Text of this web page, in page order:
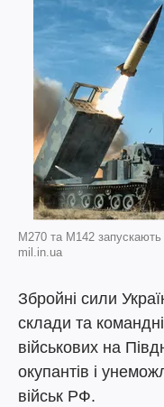
M270 та M142
mil.in.ua
Збройні сили
склади та
військових на
окупантів і
військ РФ.